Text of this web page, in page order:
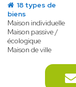
18 types de
biens
Maison individuelle
Maison passive /
écologique
Maison de ville